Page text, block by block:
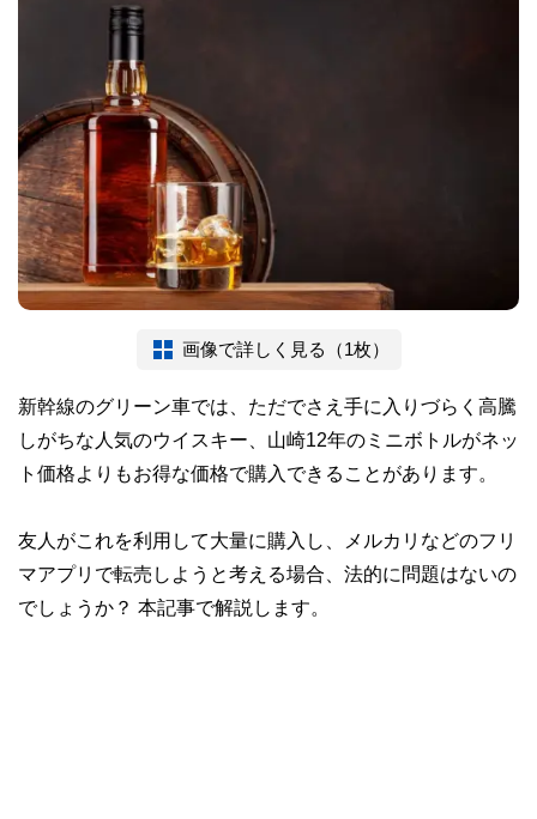
画像で詳しく見る（1枚）
新幹線のグリーン車では、ただでさえ手に入りづらく高騰
しがちな人気のウイスキー、山崎12年のミニボトルがネッ
ト価格よりもお得な価格で購入できることがあります。
友人がこれを利用して大量に購入し、メルカリなどのフリ
マアプリで転売しようと考える場合、法的に問題はないの
でしょうか？ 本記事で解説します。